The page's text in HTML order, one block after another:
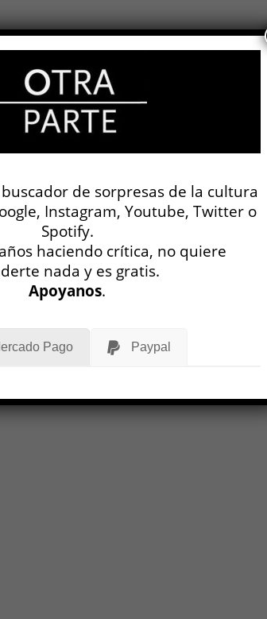
de sorpresas de la cultura
Instagram, Youtube, Twitter o
Spotify.
haciendo crítica, no quiere
nada y es gratis.
Apoyanos.
Pago Paypal